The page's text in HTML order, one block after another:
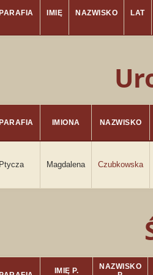
PARAFIA IMIĘ NAZWISKO LAT
PARAFIA IMIONA NAZWISKO
Ptycza Magdalena Czubkowska
IMIĘ P.
NAZWISKO